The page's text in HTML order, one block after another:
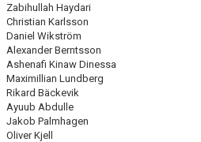
Zabihullah Haydari
Christian Karlsson
Daniel Wikström
Alexander Berntsson
Ashenafi Kinaw Dinessa
Maximillian Lundberg
Rikard Bäckevik
Ayuub Abdulle
Jakob Palmhagen
Oliver Kjell